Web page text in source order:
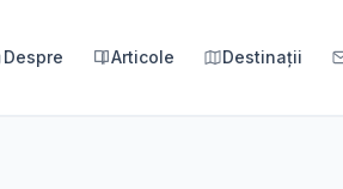
Despre Articole Destinații